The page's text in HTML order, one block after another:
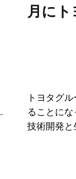
月に
トヨタグ
ることに
技術開発